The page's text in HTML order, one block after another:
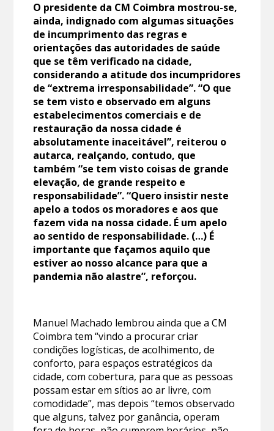
O presidente da CM Coimbra mostrou-se,
ainda, indignado com algumas situações
de incumprimento das regras e
orientações das autoridades de saúde
que se têm verificado na cidade,
considerando a atitude dos incumpridores
de “extrema irresponsabilidade”. “O que
se tem visto e observado em alguns
estabelecimentos comerciais e de
restauração da nossa cidade é
absolutamente inaceitável”, reiterou o
autarca, realçando, contudo, que
também “se tem visto coisas de grande
elevação, de grande respeito e
responsabilidade”. “Quero insistir neste
apelo a todos os moradores e aos que
fazem vida na nossa cidade. É um apelo
ao sentido de responsabilidade. (…) É
importante que façamos aquilo que
estiver ao nosso alcance para que a
pandemia não alastre”, reforçou.
Manuel Machado lembrou ainda que a CM
Coimbra tem “vindo a procurar criar
condições logísticas, de acolhimento, de
conforto, para espaços estratégicos da
cidade, com cobertura, para que as pessoas
possam estar em sítios ao ar livre, com
comodidade”, mas depois “temos observado
que alguns, talvez por ganância, operam